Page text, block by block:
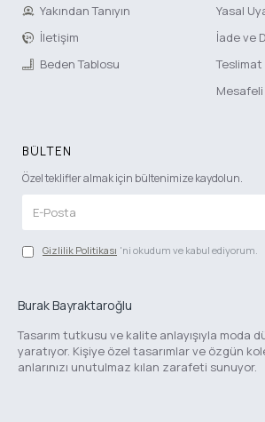
Yakından Tanıyın
İletişim
Beden Tablosu
Yasal
İade ve
Teslimat
Mesafeli
BÜLTEN
Özel teklifler almak için bültenimize kaydolun.
Gizlilik Politikası 'ni okudum ve kabul ediyorum.
Burak Bayraktaroğlu
Tasarım tutkusu ve kalite anlayışıyla moda
yaratıyor. Kişiye özel tasarımlar ve özgün
anlarınızı unutulmaz kılan zarafeti sunuyor.